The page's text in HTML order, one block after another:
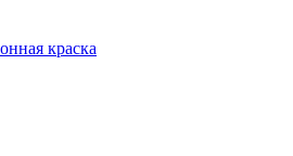
краска